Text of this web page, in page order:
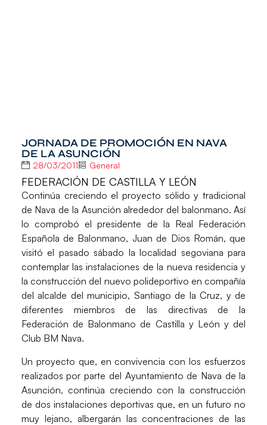
JORNADA DE PROMOCIÓN EN NAVA
DE LA ASUNCIÓN
28/03/2011 General
FEDERACIÓN DE CASTILLA Y LEÓN
Continúa creciendo el proyecto sólido y tradicional
de Nava de la Asunción alrededor del balonmano. Así
lo comprobó el presidente de la Real Federación
Española de Balonmano, Juan de Dios Román, que
visitó el pasado sábado la localidad segoviana para
contemplar las instalaciones de la nueva residencia y
la construcción del nuevo polideportivo en compañía
del alcalde del municipio, Santiago de la Cruz, y de
diferentes miembros de las directivas de la
Federación de Balonmano de Castilla y León y del
Club BM Nava.
Un proyecto que, en convivencia con los esfuerzos
realizados por parte del Ayuntamiento de Nava de la
Asunción, continúa creciendo con la construcción
de dos instalaciones deportivas que, en un futuro no
muy lejano, albergarán las concentraciones de las